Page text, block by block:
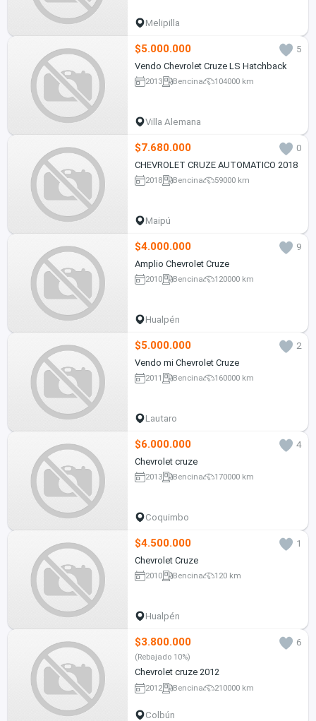
Melipilla
$5.000.000
5
Vendo Chevrolet Cruze LS Hatchback
2013 Bencina 104000 km
Villa Alemana
$7.680.000
0
CHEVROLET CRUZE AUTOMATICO 2018
2018 Bencina 59000 km
Maipú
$4.000.000
9
Amplio Chevrolet Cruze
2010 Bencina 120000 km
Hualpén
$5.000.000
2
Vendo mi Chevrolet Cruze
2011 Bencina 160000 km
Lautaro
$6.000.000
4
Chevrolet cruze
2013 Bencina 170000 km
Coquimbo
$4.500.000
1
Chevrolet Cruze
2010 Bencina 120 km
Hualpén
$3.800.000 6
(Rebajado 10%)
Chevrolet cruze 2012
2012 Bencina 210000 km
Colbún